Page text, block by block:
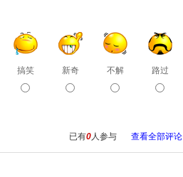
搞笑 新奇 不解 路过
已有0人参与 查看全部评论